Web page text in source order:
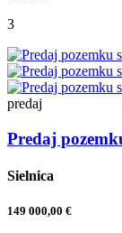
3
predaj
Predaj
Sielnica
149 000,00 €